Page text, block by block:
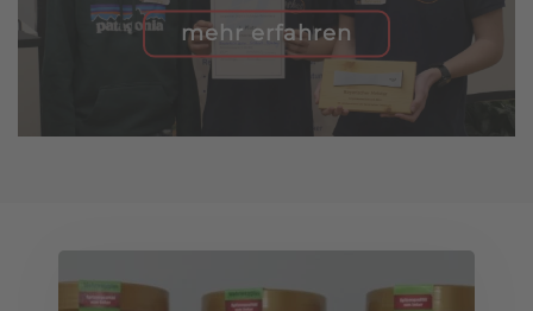
mehr erfahren